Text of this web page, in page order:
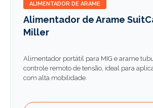
ALIMENTADOR DE ARAME
Alimentador de Arame
Miller
Alimentador portátil para MIG e arame
controle remoto de tensão, ideal para
com alta mobilidade.